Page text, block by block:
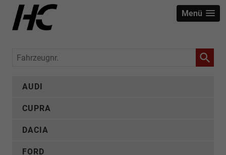
Menü
Fahrzeugnr.
AUDI
CUPRA
DACIA
FORD